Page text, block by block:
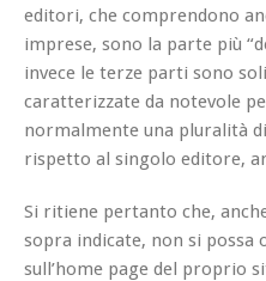
editori, che comprendono
imprese, sono la parte più
invece le terze parti sono
caratterizzate da notevole
normalmente una pluralità
rispetto al singolo editore,
Si ritiene pertanto che,
sopra indicate, non si possa
sull’home page del proprio